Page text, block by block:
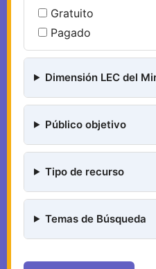
Gratuito
Pagado
Dimensión LEC del
Público objetivo
Tipo de recurso
Temas de Búsqueda